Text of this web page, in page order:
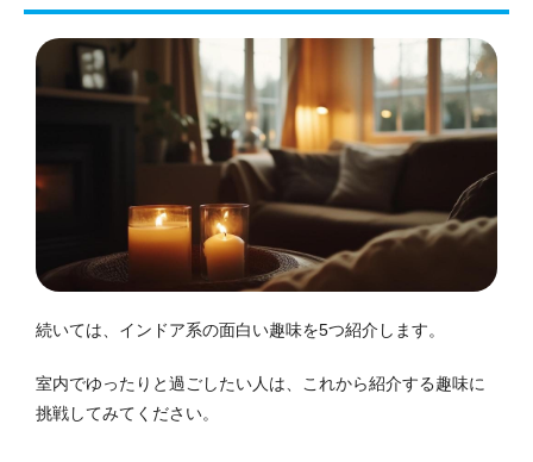
続いては、インドア系の面白い趣味を5つ紹介します。
室内でゆったりと過ごしたい人は、これから紹介する趣味に
挑戦してみてください。